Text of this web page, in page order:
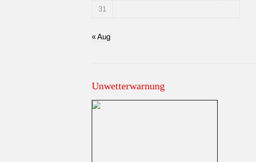
31
« Aug
Unwetterwarnung